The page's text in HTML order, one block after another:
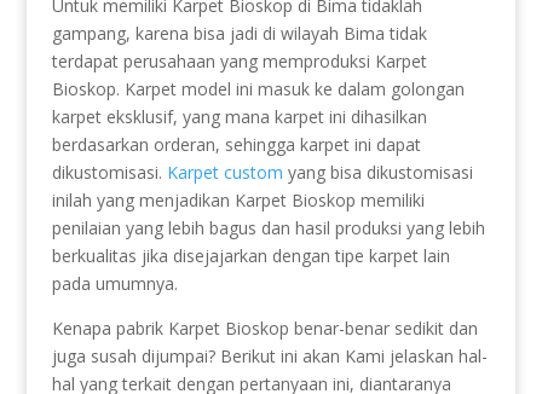
Untuk memiliki Karpet Bioskop di Bima tidaklah
gampang, karena bisa jadi di wilayah Bima tidak
terdapat perusahaan yang memproduksi Karpet
Bioskop. Karpet model ini masuk ke dalam golongan
karpet eksklusif, yang mana karpet ini dihasilkan
berdasarkan orderan, sehingga karpet ini dapat
dikustomisasi. Karpet custom yang bisa dikustomisasi
inilah yang menjadikan Karpet Bioskop memiliki
penilaian yang lebih bagus dan hasil produksi yang lebih
berkualitas jika disejajarkan dengan tipe karpet lain
pada umumnya.
Kenapa pabrik Karpet Bioskop benar-benar sedikit dan
juga susah dijumpai? Berikut ini akan Kami jelaskan hal-
hal yang terkait dengan pertanyaan ini, diantaranya